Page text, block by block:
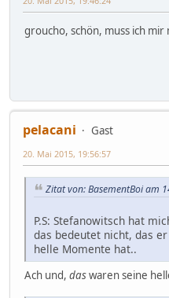
groucho, schön, muss ich mir
pelacani
Gast
20. Mai 2015, 19:56:57
Zitat von: BasementBoi am
P.S: Stefanowitsch hat
das bedeutet nicht, das
helle Momente hat..
Ach und, daswaren seine